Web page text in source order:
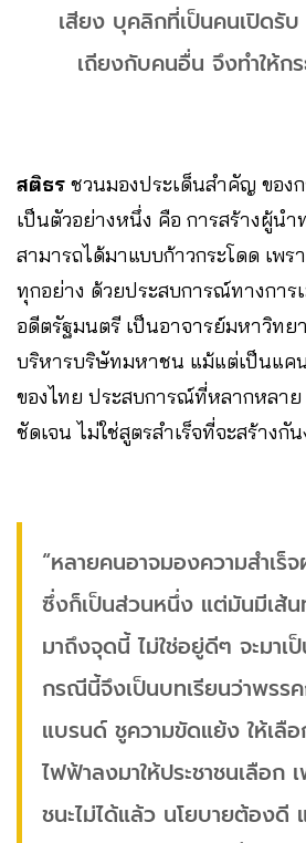
เสียง บุคลิกที่เป็นคนเปิดรับ
เถียงกับคนอื่น จึงทำให้ก
สติธร ชวนมองประเด็นสำคัญ ของก
เป็นตัวอย่างหนึ่ง คือ การสร้างผู้นำ
สามารถได้มาแบบก้าวกระโดด เพ
ทุกอย่าง ด้วยประสบการณ์ทางการ
อดีตรัฐมนตรี เป็นอาจารย์มหาวิทย
บริหารบริษัทมหาชน แม้แต่เป็นแค
ของไทย ประสบการณ์ที่หลากหลาย
ชัดเจน ไม่ใช่สูตรสำเร็จที่จะสร้างกั
“หลายคนอาจมองความสำเร็
ซึ่งก็เป็นส่วนหนึ่ง แต่มันมีเส้
มาถึงจุดนี้ ไม่ใช่อยู่ดีๆ จะมา
กรณีนี้จึงเป็นบทเรียนว่าพรรค
แบรนด์ ชูความขัดแย้ง ให้เลือ
ไฟฟ้าลงมาให้ประชาชนเลือก
ชนะไม่ได้แล้ว นโยบายต้องดี